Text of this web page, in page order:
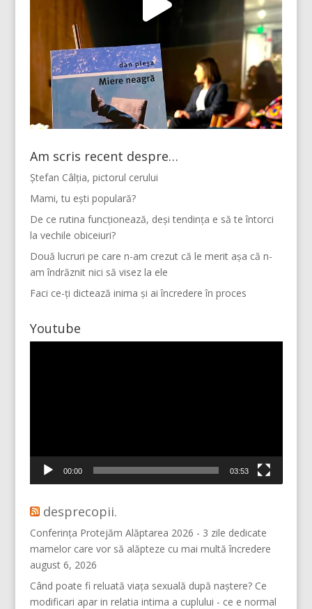
Am scris recent despre…
Ștefan Câlția, pictorul cerului
Mami, tu ești populară?
De ce rutina funcționează, deși tendința e să te întorci
la vechile obiceiuri?
Două lucruri pe care n-am crezut că le merit așa că n-
am îndrăznit nici să visez la ele
Faci ce-ți dictează inima și ai încredere în proces
Youtube
00:00 03:53
desprecopii.
Conferința Protejăm Alăptarea 2026 - 3 zile dedicate
mamelor care vor să alăpteze cu mai multă încredere
august 6, 2026
Când poate fi reluată viața sexuală după naștere? Ce
modificari apar in relatia intima a cuplului - ce e normal